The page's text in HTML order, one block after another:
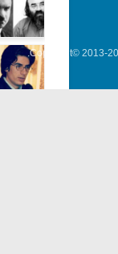
Copyright© 2013-